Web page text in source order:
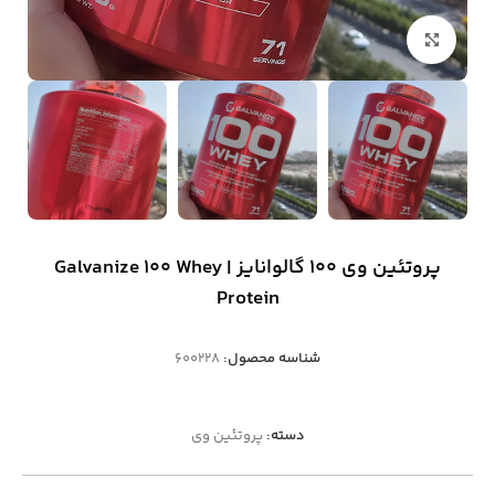
بزرگنمایی تصویر
پروتئین وی 100 گالوانایز | Galvanize 100 Whey
Protein
شناسه محصول: 600228
دسته: پروتئین وی